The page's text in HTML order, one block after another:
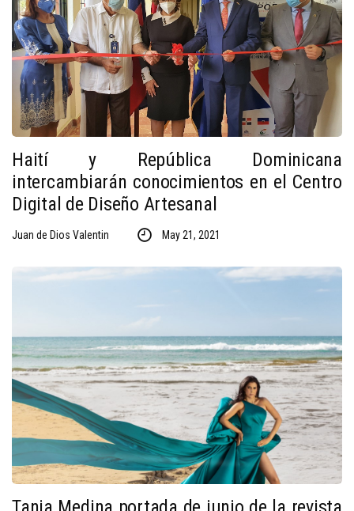
Haití y República Dominicana
intercambiarán conocimientos en el Centro
Digital de Diseño Artesanal
Juan de Dios Valentin May 21, 2021